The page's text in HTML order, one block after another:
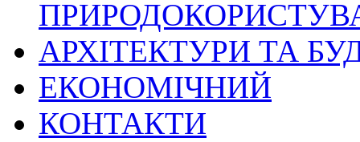
АРХІТЕКТУРИ ТА
ЕКОНОМІЧНИЙ
КОНТАКТИ